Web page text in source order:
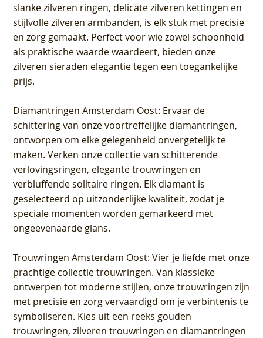
slanke zilveren ringen, delicate zilveren kettingen en
stijlvolle zilveren armbanden, is elk stuk met precisie
en zorg gemaakt. Perfect voor wie zowel schoonheid
als praktische waarde waardeert, bieden onze
zilveren sieraden elegantie tegen een toegankelijke
prijs.
Diamantringen Amsterdam Oost: Ervaar de
schittering van onze voortreffelijke diamantringen,
ontworpen om elke gelegenheid onvergetelijk te
maken. Verken onze collectie van schitterende
verlovingsringen, elegante trouwringen en
verbluffende solitaire ringen. Elk diamant is
geselecteerd op uitzonderlijke kwaliteit, zodat je
speciale momenten worden gemarkeerd met
ongeëvenaarde glans.
Trouwringen Amsterdam Oost: Vier je liefde met onze
prachtige collectie trouwringen. Van klassieke
ontwerpen tot moderne stijlen, onze trouwringen zijn
met precisie en zorg vervaardigd om je verbintenis te
symboliseren. Kies uit een reeks gouden
trouwringen, zilveren trouwringen en diamantringen